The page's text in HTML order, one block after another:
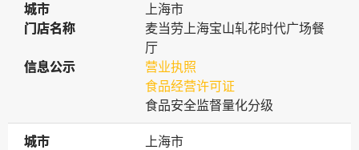
城市
城市
上海市
门店名称
门店名称
麦当劳上海宝山轧花时代广场餐
厅
信息公示
信息公示
营业执照
食品经营许可证
食品安全监督量化分级
城市
城市
上海市